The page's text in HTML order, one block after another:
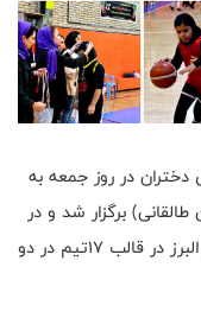
در روز جمعه به
طالقانی) برگزار شد و در
این جشنواره ۹۰بازیکن از باشگاه های استان البرز در قالب ۱۷تیم در دو